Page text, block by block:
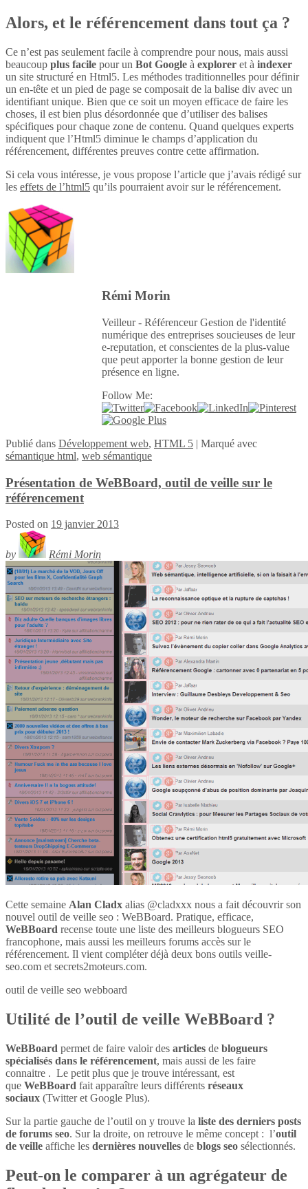
Alors, et le référencement dans tout ça ?
Ce n’est pas seulement facile à comprendre pour nous, mais aussi
beaucoup plus facile pour un Bot Google à explorer et à indexer
un site structuré en Html5. Les méthodes traditionnelles pour définir
un en-tête et un pied de page se composait de la balise div avec un
identifiant unique. Bien que ce soit un moyen efficace de faire les
choses, il est bien plus désordonnée que d’utiliser des balises
spécifiques pour chaque zone de contenu. Quand quelques experts
indiquent que l’Html5 diminue le champs d’application du
référencement, différentes preuves contre cette affirmation.
Si cela vous intéresse, je vous propose l’article que j’avais rédigé sur
les effets de l’html5 qu’ils pourraient avoir sur le référencement.
Rémi Morin
Veilleur - Référenceur Gestion de l'identité
numérique des entreprises soucieuses de leur
e-reputation, et conscientes de la plus-value
que peut apporter la bonne gestion de leur
présence en ligne.
Follow Me:
Publié dans Développement web, HTML 5 | Marqué avec
sémantique html, web sémantique
Présentation de WeBBoard, outil de veille sur le
référencement
Posted on 19 janvier 2013
by Rémi Morin
Cette semaine Alan Cladx alias @cladxxx nous a fait découvrir son
nouvel outil de veille seo : WeBBoard. Pratique, efficace,
WeBBoard recense toute une liste des meilleurs blogueurs SEO
francophone, mais aussi les meilleurs forums accès sur le
référencement. Il vient compléter déjà deux bons outils veille-
seo.com et secrets2moteurs.com.
outil de veille seo webboard
Utilité de l’outil de veille WeBBoard ?
WeBBoard permet de faire valoir des articles de blogueurs
spécialisés dans le référencement, mais aussi de les faire
connaitre . Le petit plus que je trouve intéressant, est
que WeBBoard fait apparaître leurs différents réseaux
sociaux (Twitter et Google Plus).
Sur la partie gauche de l’outil on y trouve la liste des derniers posts
de forums seo. Sur la droite, on retrouve le même concept : l’outil
de veille affiche les dernières nouvelles de blogs seo sélectionnés.
Peut-on le comparer à un agrégateur de